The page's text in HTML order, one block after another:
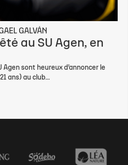
GALVÁN
au SU Agen, en
Agen sont heureux d’annoncer le
ans) au club...